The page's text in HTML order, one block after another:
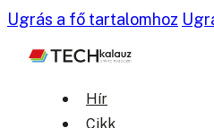
Ugrás a fő tartalomhoz
Hír
Cikk